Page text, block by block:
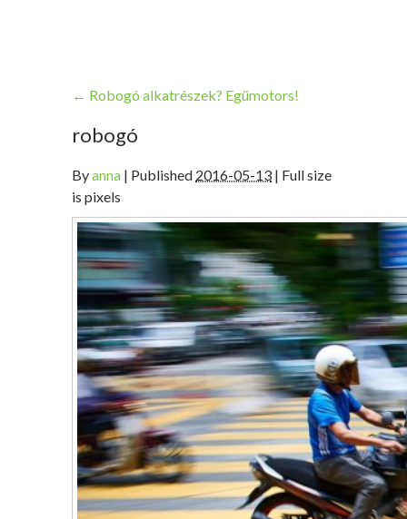
← Robogó alkatrészek? Egümotors!
robogó
Byanna | Published 2016-05-13 | Full size
is pixels